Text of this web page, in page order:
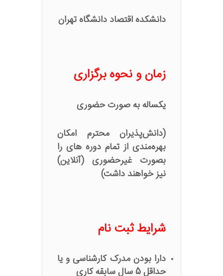
دانشکده اقتصاد دانشگاه تهران
زمان و نحوه برگزاری
یکساله به صورت حضوری
(دانش‌پذیران محترم امکان
بهره‌مندی از تمام دوره های را
بصورت غیرحضوری (آنلاین)
نیز خواهند داشت)
شرایط ثبت نام
دارا بودن مدرک کارشناسی و یا
حداقل 5 سال سابقه کاری